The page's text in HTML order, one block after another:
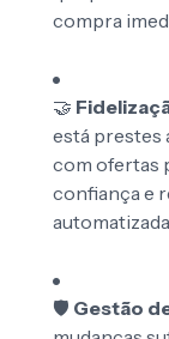
compra
🤝
está prestes
com ofertas
confiança e
🛡️ Gestão